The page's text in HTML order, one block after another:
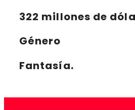
322 millones de
Género
Fantasía.